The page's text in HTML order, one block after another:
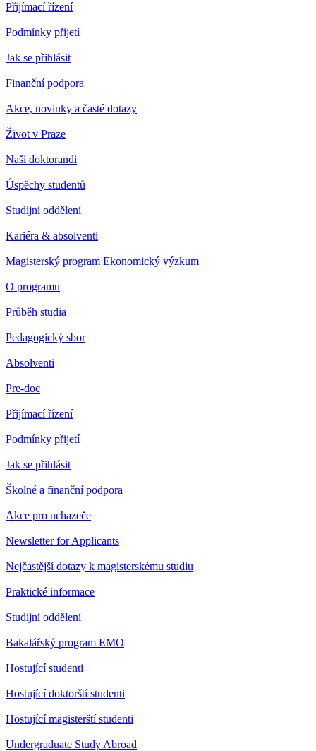
Přijímací řízení
Podmínky přijetí
Jak se přihlásit
Finanční podpora
Akce, novinky a časté dotazy
Život v Praze
Naši doktorandi
Úspěchy studentů
Studijní oddělení
Kariéra & absolventi
Magisterský program Ekonomický výzkum
O programu
Průběh studia
Pedagogický sbor
Absolventi
Pre-doc
Přijímací řízení
Podmínky přijetí
Jak se přihlásit
Školné a finanční podpora
Akce pro uchazeče
Newsletter for Applicants
Nejčastější dotazy k magisterskému studiu
Praktické informace
Studijní oddělení
Bakalářský program EMO
Hostující studenti
Hostující doktorští studenti
Hostující magisterští studenti
Undergraduate Study Abroad